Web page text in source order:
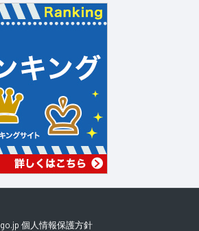
個人情報保護方針